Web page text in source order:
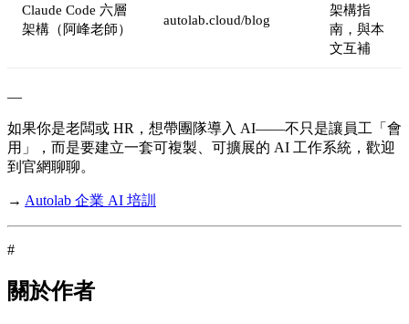
Claude Code 六層
架構（阿峰老師）
autolab.cloud/blog
架構指
南，與本
文互補
—
如果你是老闆或 HR，想帶團隊導入 AI——不只是讓員工「會
用」，而是要建立一套可複製、可擴展的 AI 工作系統，歡迎
到官網聊聊。
→ Autolab 企業 AI 培訓
#
關於作者